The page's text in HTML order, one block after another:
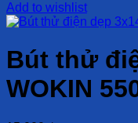
Add to wishlist
Bút thử
WOKIN